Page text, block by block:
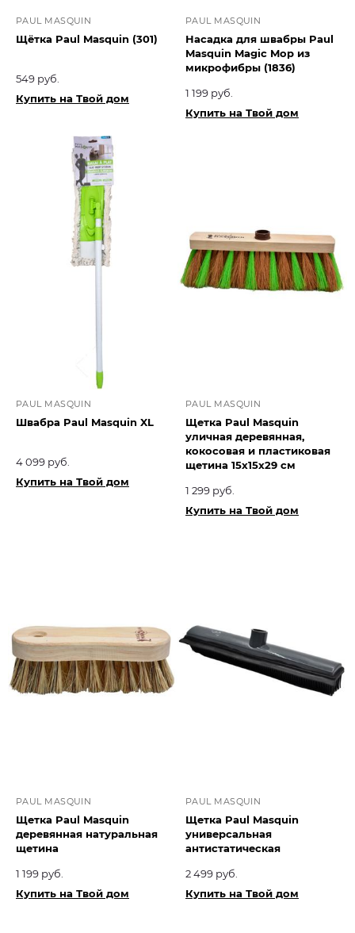
PAUL MASQUIN
Щётка Paul Masquin (301)
549 руб.
Купить на Твой дом
PAUL MASQUIN
Насадка для швабры Paul
Masquin Magic Mop из
микрофибры (1836)
1 199 руб.
Купить на Твой дом
PAUL MASQUIN
Швабра Paul Masquin XL
4 099 руб.
Купить на Твой дом
PAUL MASQUIN
Щетка Paul Masquin
уличная деревянная,
кокосовая и пластиковая
щетина 15х15х29 см
1 299 руб.
Купить на Твой дом
PAUL MASQUIN
Щетка Paul Masquin
деревянная натуральная
щетина
1 199 руб.
Купить на Твой дом
PAUL MASQUIN
Щетка Paul Masquin
универсальная
антистатическая
2 499 руб.
Купить на Твой дом